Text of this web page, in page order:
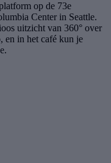
op de 73e
Center in Seattle.
uitzicht van 360° over
en in het café kun je